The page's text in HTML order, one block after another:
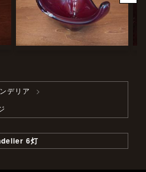
デリア
6灯